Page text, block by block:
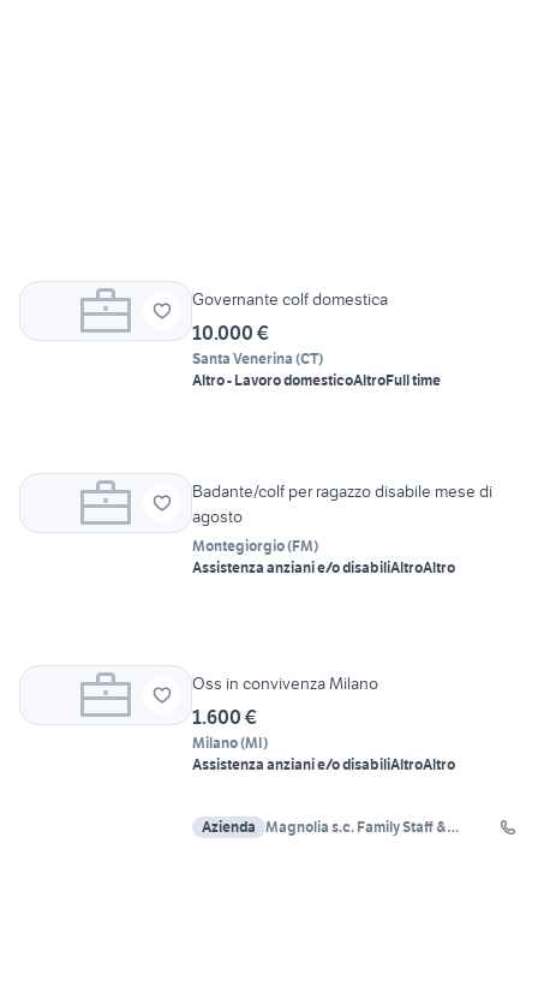
Governante colf domestica
10.000 €
Santa Venerina (CT)
Altro - Lavoro domesticoAltroFull time
Badante/colf per ragazzo disabile mese di
agosto
Montegiorgio(FM)
Assistenza anziani e/o disabiliAltroAltro
Oss in convivenza Milano
1.600 €
Milano(MI)
Assistenza anziani e/o disabiliAltroAltro
Azienda Magnolia s.c. Family Staff &